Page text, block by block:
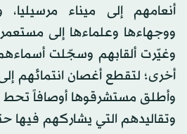
أنعامهم إلى ميناء
ووجهاءها وعلماءها إلى
وغيّرت ألقابهم وسجّلت
أخرى؛ لتقطع أغصان انتمائهم
وأطلق مستشرقوها أوصافاً تحط
وتقاليدهم التي يشاركهم فيها